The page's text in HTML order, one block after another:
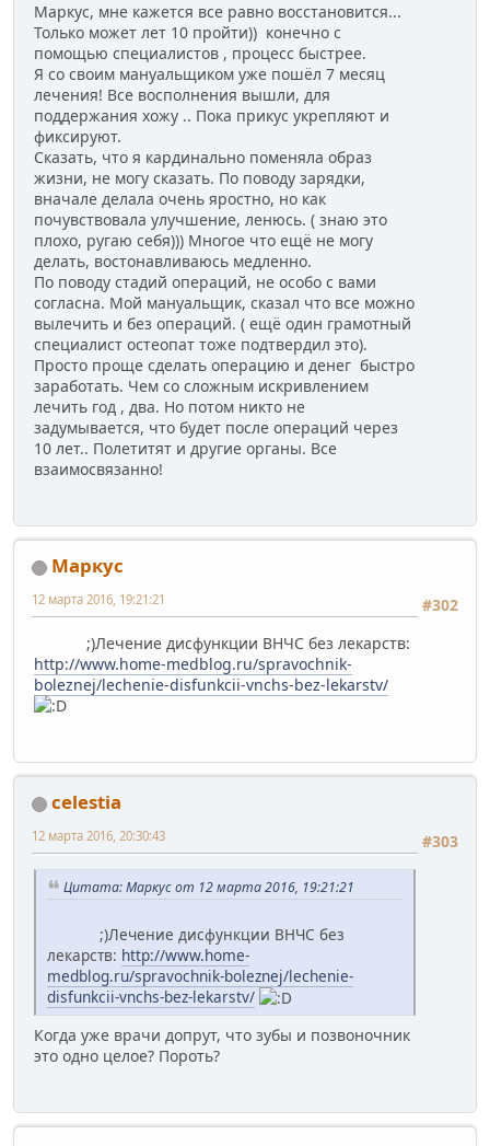
Маркус, мне кажется все равно восстановится...
Только может лет 10 пройти)) конечно с
помощью специалистов , процесс быстрее.
Я со своим мануальщиком уже пошёл 7 месяц
лечения! Все восполнения вышли, для
поддержания хожу .. Пока прикус укрепляют и
фиксируют.
Сказать, что я кардинально поменяла образ
жизни, не могу сказать. По поводу зарядки,
вначале делала очень яростно, но как
почувствовала улучшение, ленюсь. ( знаю это
плохо, ругаю себя))) Многое что ещё не могу
делать, востонавливаюсь медленно.
По поводу стадий операций, не особо с вами
согласна. Мой мануальщик, сказал что все можно
вылечить и без операций. ( ещё один грамотный
специалист остеопат тоже подтвердил это).
Просто проще сделать операцию и денег быстро
заработать. Чем со сложным искривлением
лечить год , два. Но потом никто не
задумывается, что будет после операций через
10 лет.. Полетитят и другие органы. Все
взаимосвязанно!
Маркус
#302
12 марта 2016, 19:21:21
;)Лечение дисфункции ВНЧС без лекарств:
http://www.home-medblog.ru/spravochnik-
boleznej/lechenie-disfunkcii-vnchs-bez-lekarstv/
celestia
#303
12 марта 2016, 20:30:43
Цитата: Маркус от 12 марта 2016, 19:21:21
;)Лечение дисфункции ВНЧС без
лекарств: http://www.home-
medblog.ru/spravochnik-boleznej/lechenie-
disfunkcii-vnchs-bez-lekarstv/
Когда уже врачи допрут, что зубы и позвоночник
это одно целое? Пороть?